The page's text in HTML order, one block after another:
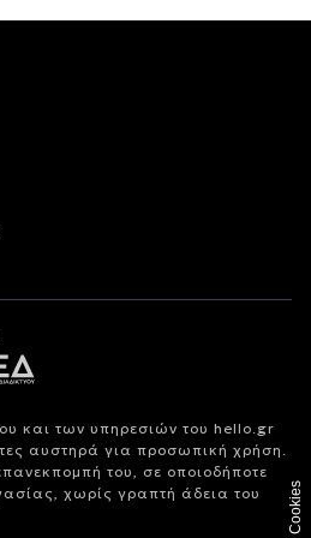
και των υπηρεσιών του hello.gr
αυστηρά για προσωπική χρήση.
του, σε οποιοδήποτε
χωρίς γραπτή άδεια του
Cookies